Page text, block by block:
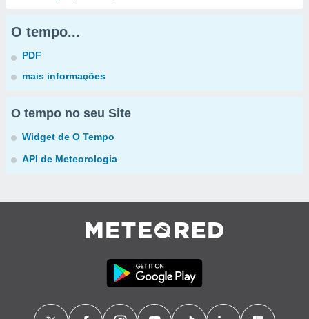
O tempo...
PDF
mais informações
O tempo no seu Site
Widget de O Tempo
API de Meteorologia